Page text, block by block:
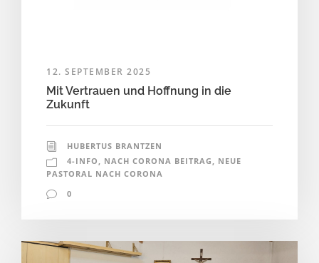
12. SEPTEMBER 2025
Mit Vertrauen und Hoffnung in die
Zukunft
HUBERTUS BRANTZEN
4-INFO
NACH CORONA BEITRAG
NEUE
PASTORAL NACH CORONA
0